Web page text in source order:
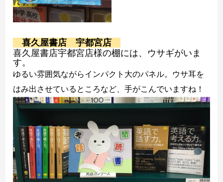
喜久屋書店 宇都宮店
喜久屋書店宇都宮店様の棚には、ウサギがいま
す。
ゆるい雰囲気ながらインパクト大のパネル。ウサ耳を
はみ出させているところなど、手がこんでいますね！